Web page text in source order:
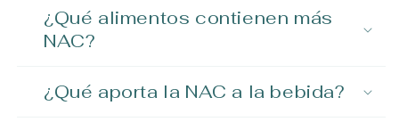
¿Qué alimentos contienen más
NAC?
¿Qué aporta la NAC a la bebida?